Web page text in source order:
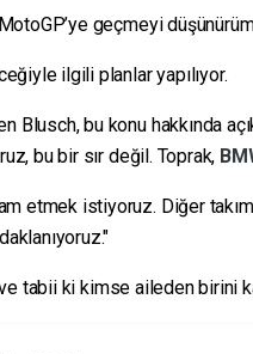
geçmeyi
ilgili planlar yapılıyor.
Blusch, bu konu hakkında
bu bir sır değil. Toprak,
etmek istiyoruz. Diğer
tabii ki kimse aileden birini